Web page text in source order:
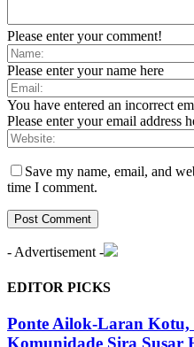
Please enter your comment!
Please enter your name here
You have entered an incorrect
Please enter your email address
Save my name, email, and
time I comment.
- Advertisement -
EDITOR PICKS
Ponte Ailok-Laran Kotu,
Komunidade Sira Susar